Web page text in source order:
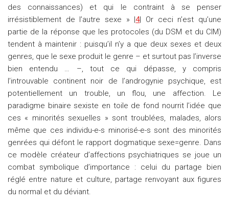
des connaissances) et qui le contraint à se penser
irrésistiblement de l’autre sexe » |4| Or ceci n’est qu’une
partie de la réponse que les protocoles (du DSM et du CIM)
tendent à maintenir : puisqu’il n’y a que deux sexes et deux
genres, que le sexe produit le genre – et surtout pas l’inverse
bien entendu … –, tout ce qui dépasse, y compris
l’introuvable continent noir de l’androgynie psychique, est
potentiellement un trouble, un flou, une affection. Le
paradigme binaire sexiste en toile de fond nourrit l’idée que
ces « minorités sexuelles » sont troublées, malades, alors
même que ces individu-e-s minorisé-e-s sont des minorités
genrées qui défont le rapport dogmatique sexe=genre. Dans
ce modèle créateur d’affections psychiatriques se joue un
combat symbolique d’importance : celui du partage bien
réglé entre nature et culture, partage renvoyant aux figures
du normal et du déviant.